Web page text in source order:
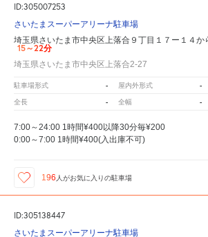
ID:305007253
さいたまスーパーアリーナ駐車場
埼玉県さいたま市中央区上落合９丁目１７ー１４か
15～22分
埼玉県さいたま市中央区上落合2-27
駐車場形式 - 屋内外形式 -
全長 - 全幅 -
7:00～24:00 1時間¥400以降30分毎¥200
0:00～7:00 1時間¥400(入出庫不可)
196 人がお気に入りの駐車場
ID:305138447
さいたまスーパーアリーナ駐車場